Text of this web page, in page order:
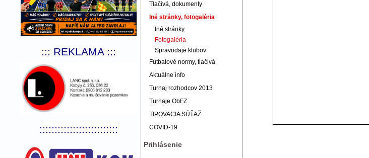
::: REKLAMA :::
::::::::::::::::::::::::::
Tlačivá, dokumenty
Iné stránky, fotogaléria
Iné stránky
Fotogaléria
Spravodaje klubov
Futbalové normy, tlačivá
Aktuálne info
Turnaj rozhodcov 2013
Turnaje ObFZ
TIPOVACIA SÚŤAŽ
COVID-19
Prihlásenie